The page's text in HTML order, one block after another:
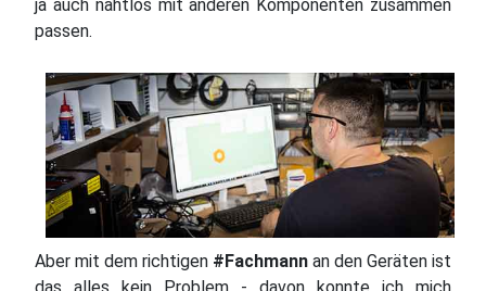
ja auch nahtlos mit anderen Komponenten zusammen
passen.
Aber mit dem richtigen #Fachmann an den Geräten ist